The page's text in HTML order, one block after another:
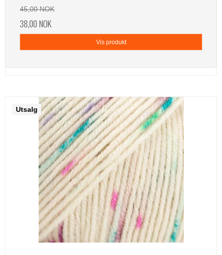
45,00 NOK
38,00 NOK
Vis produkt
Utsalg